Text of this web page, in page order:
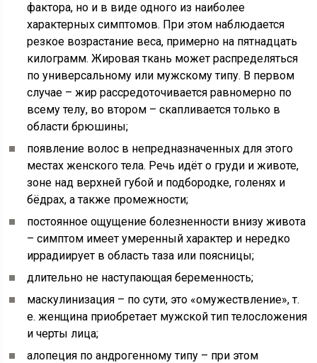
фактора, но и в виде одного из наиболее
характерных симптомов. При этом наблюдается
резкое возрастание веса, примерно на пятнадцать
килограмм. Жировая ткань может распределяться
по универсальному или мужскому типу. В первом
случае – жир рассредоточивается равномерно по
всему телу, во втором – скапливается только в
области брюшины;
появление волос в непредназначенных для этого
местах женского тела. Речь идёт о груди и животе,
зоне над верхней губой и подбородке, голенях и
бёдрах, а также промежности;
постоянное ощущение болезненности внизу живота
– симптом имеет умеренный характер и нередко
иррадиирует в область таза или поясницы;
длительно не наступающая беременность;
маскулинизация – по сути, это «омужествление», т.
е. женщина приобретает мужской тип телосложения
и черты лица;
алопеция по андрогенному типу – при этом